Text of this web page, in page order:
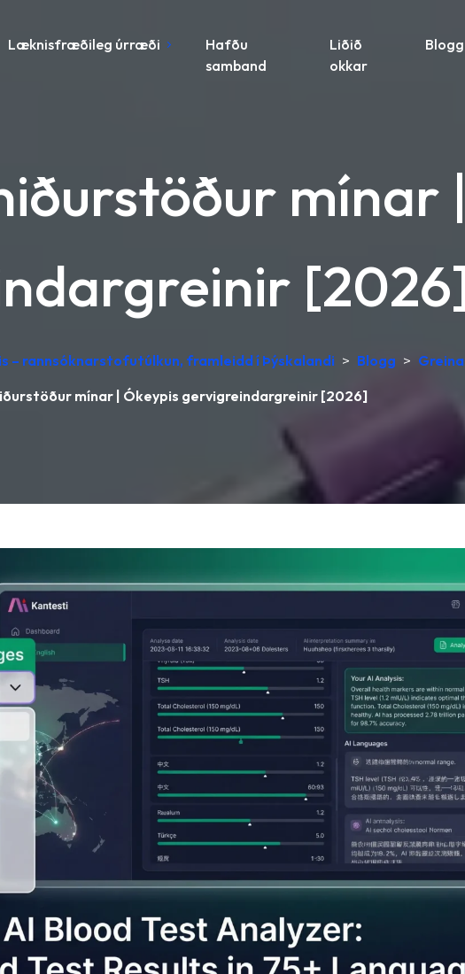
Læknisfræðileg úrræði
Hafðu
samband
Liðið
okkar
Blogg
mínar
rannsóknarstofutúlkun, framleidd í Þýskalandi > Blogg >
mínar | Ókeypis gervigreindargreinir [2026]